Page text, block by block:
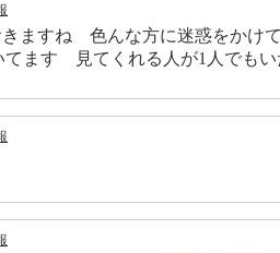
ますね 色んな方に迷惑をかけ
てます 見てくれる人が1人でも